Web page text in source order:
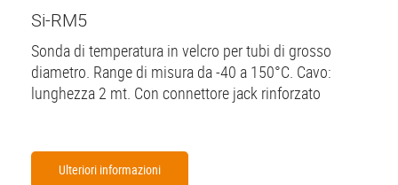
Si-RM5
Sonda di temperatura in velcro per tubi di grosso
diametro. Range di misura da -40 a 150°C. Cavo:
lunghezza 2 mt. Con connettore jack rinforzato
Ulteriori informazioni